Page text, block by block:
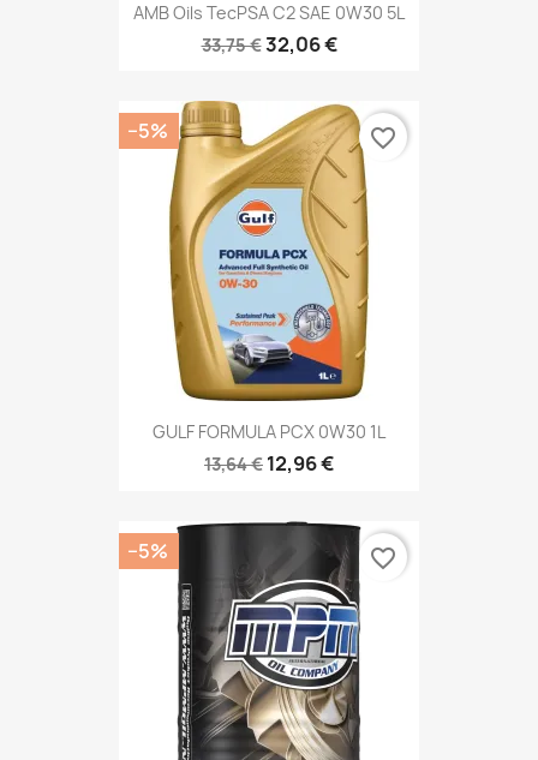
AMB Oils TecPSA C2 SAE 0W30 5L
33,75 €32,06 €
GULF FORMULA PCX 0W30 1L
13,64 € 12,96 €
−5% favorite_border
−5% favorite_border